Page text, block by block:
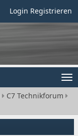
Login Registrieren
C7 Technikforum